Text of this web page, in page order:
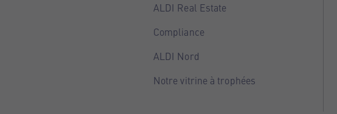
ALDI Real Estate
Compliance
ALDI Nord
Notre vitrine à trophées